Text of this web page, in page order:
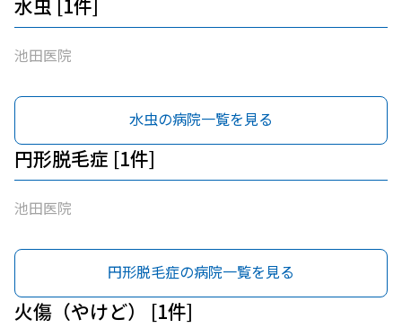
水虫 [1件]
池田医院
水虫の病院一覧を見る
円形脱毛症 [1件]
池田医院
円形脱毛症の病院一覧を見る
火傷（やけど） [1件]